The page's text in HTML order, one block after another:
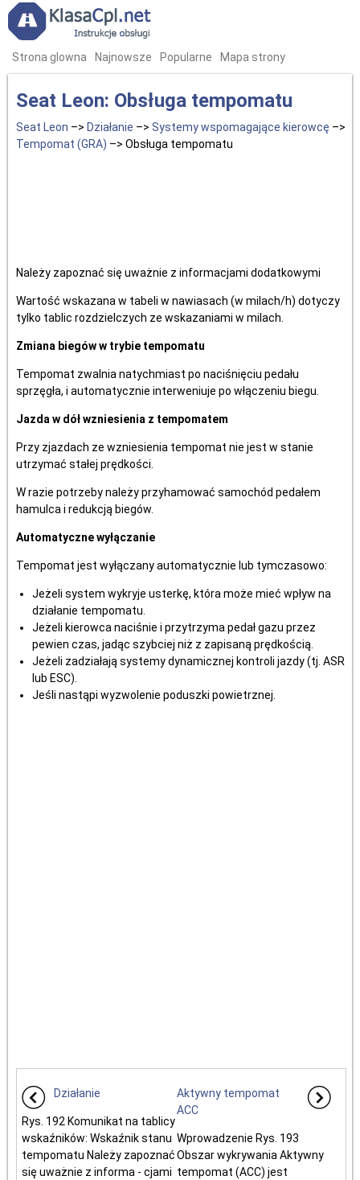
Strona glowna Najnowsze Popularne Mapa strony
Seat Leon: Obsługa tempomatu
Seat Leon –> Działanie –> Systemy wspomagające kierowcę –>
Tempomat (GRA) –> Obsługa tempomatu
Należy zapoznać się uważnie z informacjami dodatkowymi
Wartość wskazana w tabeli w nawiasach (w milach/h) dotyczy
tylko tablic rozdzielczych ze wskazaniami w milach.
Zmiana biegów w trybie tempomatu
Tempomat zwalnia natychmiast po naciśnięciu pedału
sprzęgła, i automatycznie interweniuje po włączeniu biegu.
Jazda w dół wzniesienia z tempomatem
Przy zjazdach ze wzniesienia tempomat nie jest w stanie
utrzymać stałej prędkości.
W razie potrzeby należy przyhamować samochód pedałem
hamulca i redukcją biegów.
Automatyczne wyłączanie
Tempomat jest wyłączany automatycznie lub tymczasowo:
Jeżeli system wykryje usterkę, która może mieć wpływ na
działanie tempomatu.
Jeżeli kierowca naciśnie i przytrzyma pedał gazu przez
pewien czas, jadąc szybciej niż z zapisaną prędkością.
Jeżeli zadziałają systemy dynamicznej kontroli jazdy (tj. ASR
lub ESC).
Jeśli nastąpi wyzwolenie poduszki powietrznej.
Działanie
Rys. 192 Komunikat na tablicy
wskaźników: Wskaźnik stanu
tempomatu Należy zapoznać
się uważnie z informa - cjami
Aktywny tempomat
ACC
Wprowadzenie Rys. 193
Obszar wykrywania Aktywny
tempomat (ACC) jest